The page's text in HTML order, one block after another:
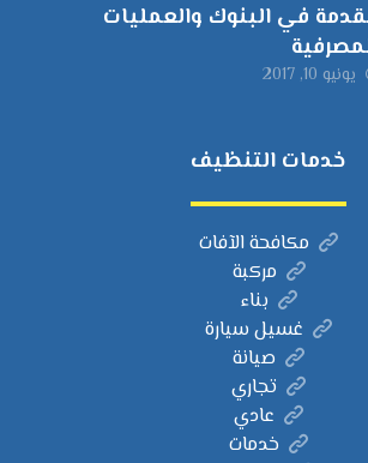
في البنوك والعمليات
يونيو 10, 2017
خدمات التنظيف
مكافحة الآفات
مركبة
بناء
غسيل سيارة
صيانة
تجاري
عادي
خدمات